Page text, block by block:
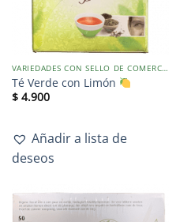
VARIEDADES CON SELLO DE COMERCIO JUSTO
Té Verde con Limón
$4.900
Añadir a lista de
deseos